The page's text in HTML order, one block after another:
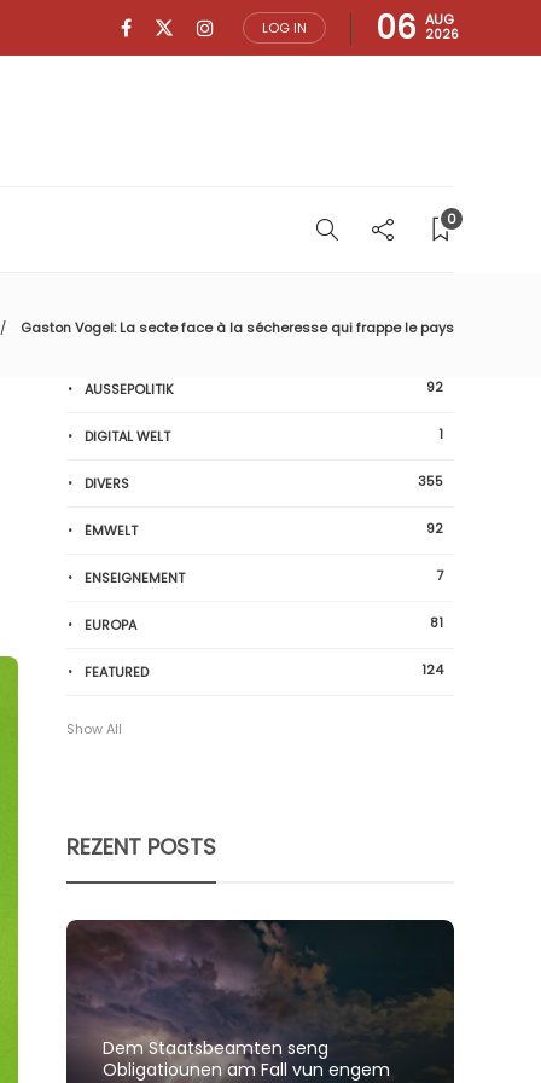
LOG IN 06 AUG
2026
0
Gaston Vogel: La secte face à la sécheresse qui frappe le pays
AUSSEPOLITIK 92
DIGITAL WELT 1
DIVERS 355
ËMWELT 92
ENSEIGNEMENT 7
EUROPA 81
FEATURED 124
Show All
REZENT POSTS
Dem Staatsbeamten seng
Obligatiounen am Fall vun engem